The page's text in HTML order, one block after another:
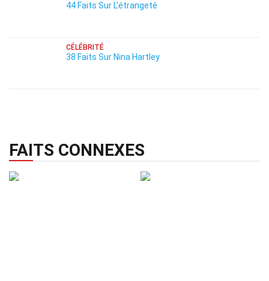
44 Faits Sur L'étrangeté
CÉLÉBRITÉ
38 Faits Sur Nina Hartley
FAITS CONNEXES